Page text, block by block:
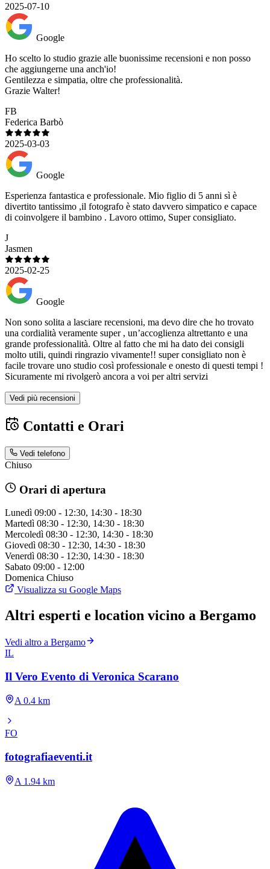
2025-07-10
Google
Ho scelto lo studio grazie alle buonissime recensioni e non posso
che aggiungerne una anch'io!
Gentilezza e simpatia, oltre che professionalità.
Grazie Walter!
FB
Federica Barbò
2025-03-03
Google
Esperienza fantastica e professionale. Mio figlio di 5 anni sì è
divertito tantissimo ,il fotografo è stato davvero simpatico e capace
di coinvolgere il bambino . Lavoro ottimo, Super consigliato.
J
Jasmen
2025-02-25
Google
Non sono solita a lasciare recensioni, ma devo dire che ho trovato
una cordialità veramente super , un’accoglienza altrettanto e una
grande professionalità. Oltre al fatto che mi ha dato dei consigli
molto utili, quindi ringrazio vivamente!! super consigliato non è
facile trovare uno studio così professionale e onesto di questi tempi !
Sicuramente mi rivolgerò ancora a voi per altri servizi
Vedi più recensioni
Contatti e Orari
Vedi telefono
Chiuso
Orari di apertura
Lunedì 09:00 - 12:30, 14:30 - 18:30
Martedì 08:30 - 12:30, 14:30 - 18:30
Mercoledì 08:30 - 12:30, 14:30 - 18:30
Giovedì 08:30 - 12:30, 14:30 - 18:30
Venerdì 08:30 - 12:30, 14:30 - 18:30
Sabato 09:00 - 12:00
Domenica Chiuso
Visualizza su Google Maps
Altri esperti e location vicino a Bergamo
Vedi altro a Bergamo
IL
Il Vero Evento di Veronica Scarano
A 0.4 km
FO
fotografiaeventi.it
A 1.94 km